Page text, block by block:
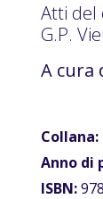
Atti del
G.P.
A cura
Collana:
Anno di
ISBN: